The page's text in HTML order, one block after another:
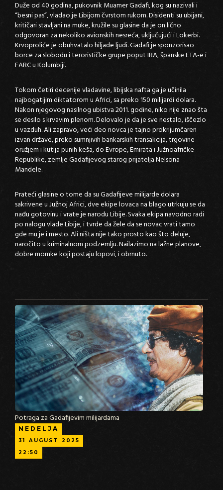
Duže od 40 godina, pukovnik Muamer Gadafi, kog su nazivali i
“besni pas”, vladao je Libijom čvrstom rukom. Disidenti su ubijani,
kritičari stavljani na muke, kružile su glasine da je on lično
odgovoran za nekoliko avionskih nesreća, uključujući i Lokerbi.
Krvoproliće je obuhvatalo hiljade ljudi. Gadafi je sponzorisao
borce za slobodu i terorističke grupe poput IRA, španske ETA-e i
FARC u Kolumbiji.
Tokom četiri decenije vladavine, libijska nafta ga je učinila
najbogatijim diktatorom u Africi, sa preko 150 milijardi dolara.
Nakon njegovog nasilnog ubistva 2011. godine, niko nije znao šta
se desilo s krvavim plenom. Delovalo je da je sve nestalo, iščezlo
u vazduh. Ali zapravo, veći deo novca je tajno prokrijumčaren
izvan države, preko sumnjivih bankarskih transakcija, trgovine
oružjem i kutija punih keša, do Evrope, Emirata i Južnoafričke
Republike, zemlje Gadafijevog starog prijatelja Nelsona
Mandele.
Prateći glasine o tome da su Gadafijeve milijarde dolara
sakrivene u Južnoj Africi, dve ekipe lovaca na blago utrkuju se da
nađu gotovinu i vrate je narodu Libije. Svaka ekipa navodno radi
po nalogu vlade Libije, i tvrde da žele da se novac vrati tamo
gde mu je i mesto. Ali ništa nije tako prosto kao što deluje,
naročito u kriminalnom podzemlju. Nailazimo na lažne planove,
dobre momke koji postaju lopovi, i obrnuto.
Potraga za Gadafijevim milijardama
NEDELJA
31 AUGUST
2025
22:50